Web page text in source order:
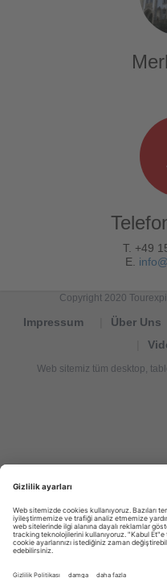
T. +49
E.
Copyright 2020
Impressum Über Uns
Web sitemiz tüm desktop,
news,
noticias
turismo,
Tourismus
Nachrichten,